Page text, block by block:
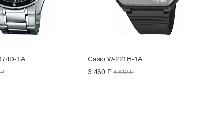
1A
Р
Casio W-221H-1A
3 460 Р 4 612 Р